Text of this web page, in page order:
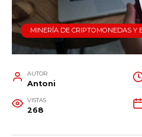
MINERÍA DE CRIPTOMONEDAS Y
AUTOR
Antoni
VISTAS
268